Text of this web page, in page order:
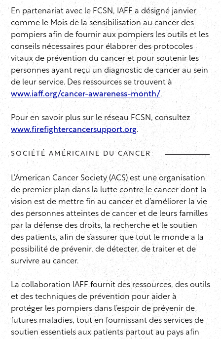
En partenariat avec le FCSN, IAFF a désigné janvier
comme le Mois de la sensibilisation au cancer des
pompiers afin de fournir aux pompiers les outils et les
conseils nécessaires pour élaborer des protocoles
vitaux de prévention du cancer et pour soutenir les
personnes ayant reçu un diagnostic de cancer au sein
de leur service. Des ressources se trouvent à
www.iaff.org/cancer-awareness-month/.
Pour en savoir plus sur le réseau FCSN, consultez
www.firefightercancersupport.org.
SOCIÉTÉ AMÉRICAINE DU CANCER
L’American Cancer Society (ACS) est une organisation
de premier plan dans la lutte contre le cancer dont la
vision est de mettre fin au cancer et d’améliorer la vie
des personnes atteintes de cancer et de leurs familles
par la défense des droits, la recherche et le soutien
des patients, afin de s’assurer que tout le monde a la
possibilité de prévenir, de détecter, de traiter et de
survivre au cancer.
La collaboration IAFF fournit des ressources, des outils
et des techniques de prévention pour aider à
protéger les pompiers dans l’espoir de prévenir de
futures maladies, tout en fournissant des services de
soutien essentiels aux patients partout au pays afin